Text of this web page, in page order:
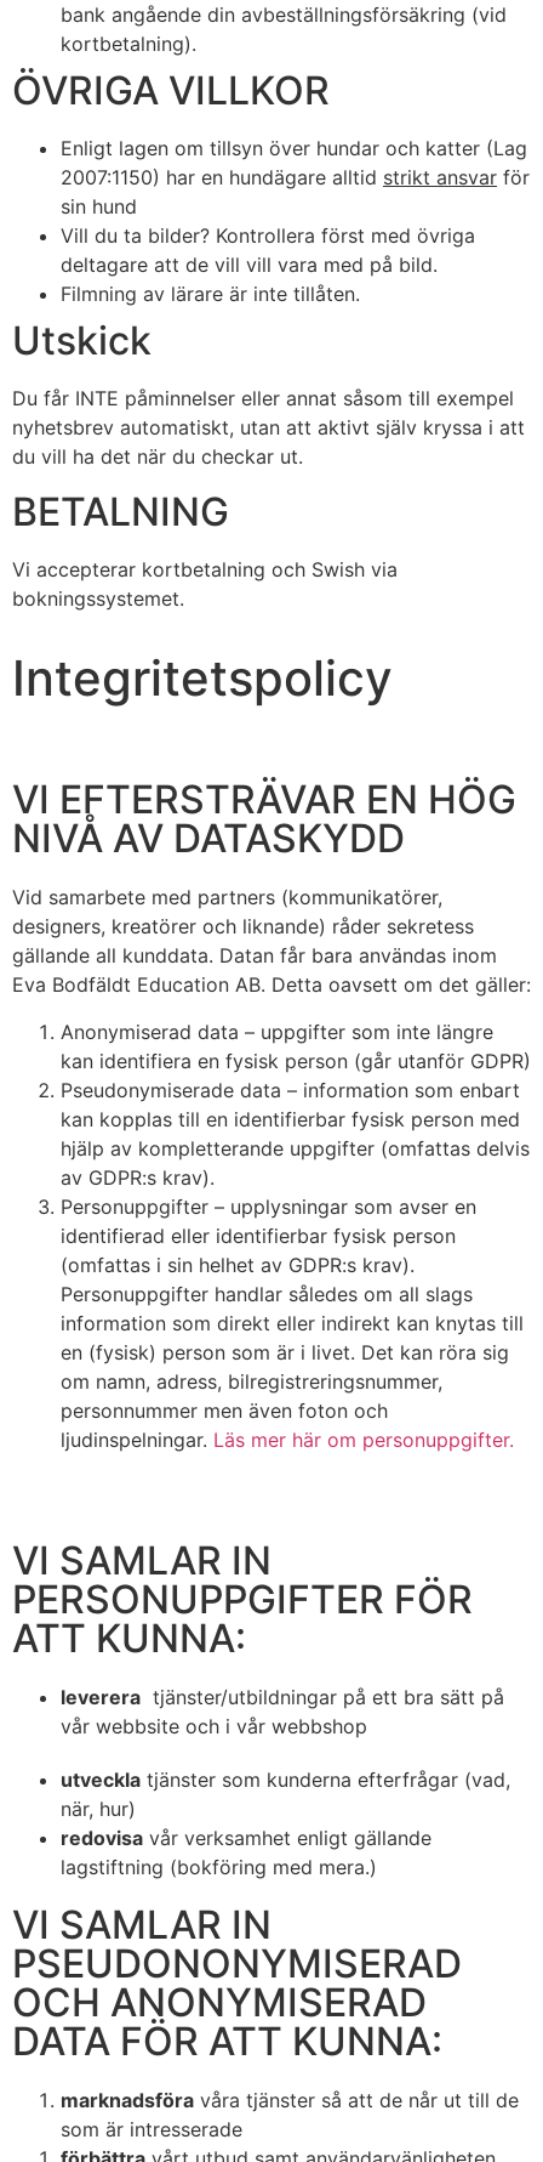
bank angående din avbeställningsförsäkring (vid
kortbetalning).
ÖVRIGA VILLKOR
Enligt lagen om tillsyn över hundar och katter (Lag
2007:1150) har en hundägare alltid strikt ansvar för
sin hund
Vill du ta bilder? Kontrollera först med övriga
deltagare att de vill vill vara med på bild.
Filmning av lärare är inte tillåten.
Utskick
Du får INTE påminnelser eller annat såsom till exempel
nyhetsbrev automatiskt, utan att aktivt själv kryssa i att
du vill ha det när du checkar ut.
BETALNING
Vi accepterar kortbetalning och Swish via
bokningssystemet.
Integritetspolicy
VI EFTERSTRÄVAR EN HÖG
NIVÅ AV DATASKYDD
Vid samarbete med partners (kommunikatörer,
designers, kreatörer och liknande) råder sekretess
gällande all kunddata. Datan får bara användas inom
Eva Bodfäldt Education AB. Detta oavsett om det gäller:
Anonymiserad data – uppgifter som inte längre
kan identifiera en fysisk person (går utanför GDPR)
Pseudonymiserade data – information som enbart
kan kopplas till en identifierbar fysisk person med
hjälp av kompletterande uppgifter (omfattas delvis
av GDPR:s krav).
Personuppgifter – upplysningar som avser en
identifierad eller identifierbar fysisk person
(omfattas i sin helhet av GDPR:s krav).
Personuppgifter handlar således om all slags
information som direkt eller indirekt kan knytas till
en (fysisk) person som är i livet. Det kan röra sig
om namn, adress, bilregistreringsnummer,
personnummer men även foton och
ljudinspelningar. Läs mer här om personuppgifter.
VI SAMLAR IN
PERSONUPPGIFTER FÖR
ATT KUNNA:
leverera tjänster/utbildningar på ett bra sätt på
vår webbsite och i vår webbshop
utveckla tjänster som kunderna efterfrågar (vad,
när, hur)
redovisa vår verksamhet enligt gällande
lagstiftning (bokföring med mera.)
VI SAMLAR IN
PSEUDONONYMISERAD
OCH ANONYMISERAD
DATA FÖR ATT KUNNA:
marknadsföra våra tjänster så att de når ut till de
som är intresserade